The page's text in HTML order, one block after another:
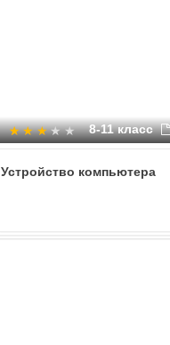
8-11 класс
Устройство компьютера